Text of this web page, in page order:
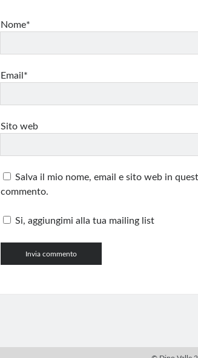
Nome*
Email*
Sito web
Salva il mio nome, email e sito web in
commento.
Si, aggiungimi alla tua mailing list